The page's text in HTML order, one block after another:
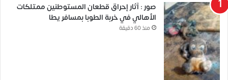
صور : آثار إحراق قطعان المستوطنين ممتلكات
الأهالي في خربة الطوبا بمسافر يطا
منذ 60 دقيقة